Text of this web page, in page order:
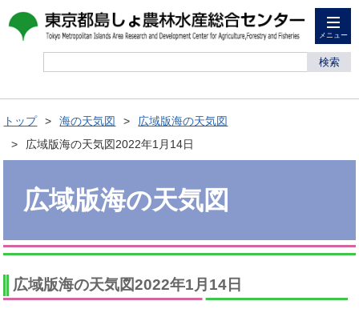
メニュー
検索
トップ 海の天気図
広域版海の天気図
広域版海の天気図2022年1月14日
広域版海の天気図
広域版海の天気図2022年1月14日